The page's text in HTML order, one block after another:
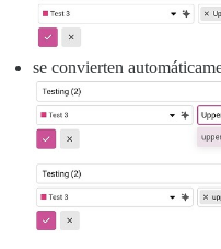
se convierten